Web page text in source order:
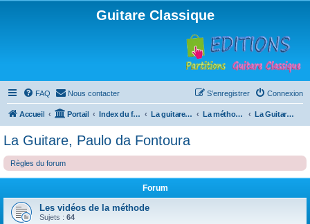
Guitare Classique
FAQ Nous contacter Connexion
S’enregistrer
Accueil Portail Index du forum La guitare : instrument, cours et théorie La méthode à Paulo La Guitare, Paulo da Fontoura
La Guitare, Paulo da Fontoura
Règles du forum
Forum
Les vidéos de la méthode
Sujets : 64